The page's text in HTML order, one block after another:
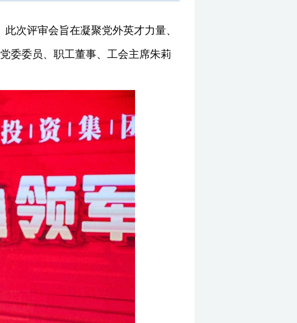
次评审会旨在凝聚党外英才力量、
委委员、职工董事、工会主席朱莉